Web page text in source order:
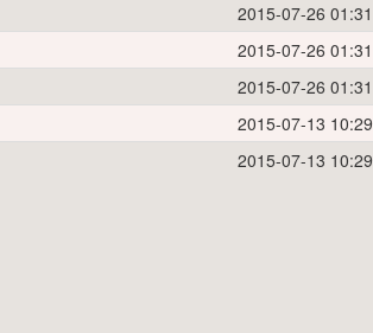
2015-07-26 01:31
2015-07-26 01:31
2015-07-26 01:31
2015-07-13 10:29
2015-07-13 10:29